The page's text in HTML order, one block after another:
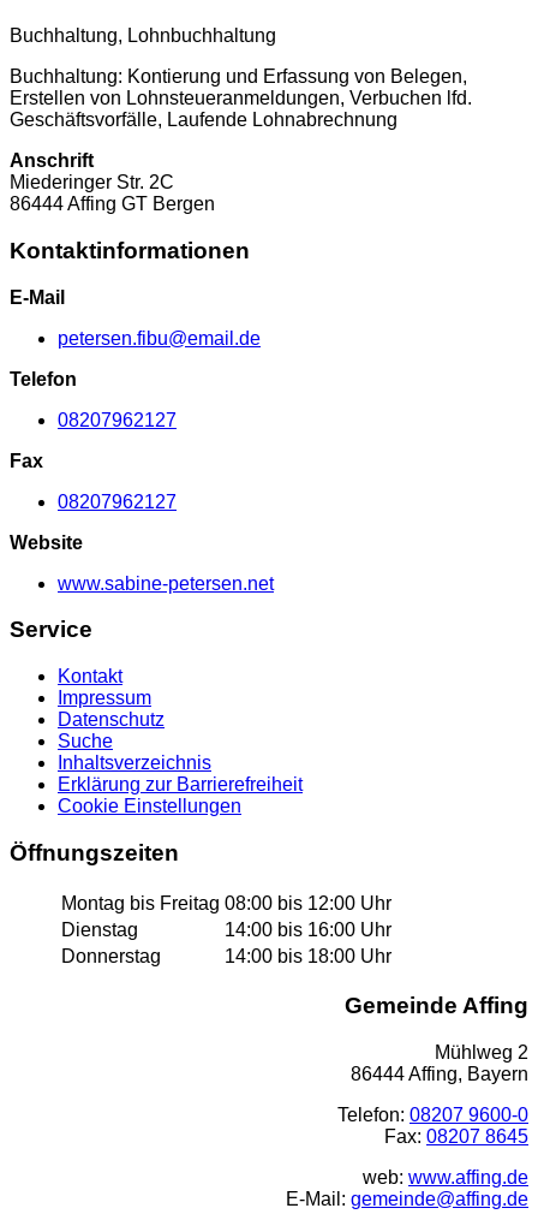
Buchhaltung, Lohnbuchhaltung
Buchhaltung: Kontierung und Erfassung von Belegen,
Erstellen von Lohnsteueranmeldungen, Verbuchen lfd.
Geschäftsvorfälle, Laufende Lohnabrechnung
Anschrift
Miederinger Str. 2C
86444Affing GT Bergen
Kontaktinformationen
E-Mail
petersen.fibu@email.de
Telefon
08207962127
Fax
08207962127
Website
www.sabine-petersen.net
Service
Kontakt
Impressum
Datenschutz
Suche
Inhaltsverzeichnis
Erklärung zur Barrierefreiheit
Cookie Einstellungen
Öffnungszeiten
Montag bis Freitag 08:00 bis 12:00 Uhr
Dienstag
14:00 bis 16:00 Uhr
Donnerstag
14:00 bis 18:00 Uhr
Gemeinde Affing
Mühlweg 2
86444 Affing, Bayern
Telefon: 08207 9600-0
Fax: 08207 8645
web: www.affing.de
E-Mail: gemeinde@affing.de